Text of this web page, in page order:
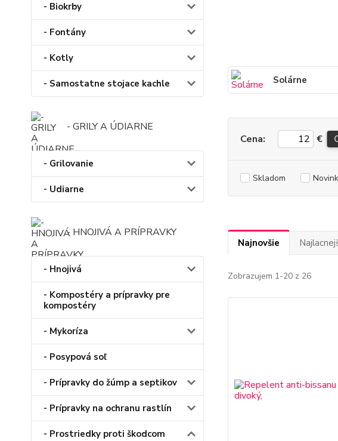
- Biokrby
- Fontány
- Kotly
- Samostatne stojace kachle
- GRILY A ÚDIARNE
- Grilovanie
- Udiarne
- HNOJIVÁ A PRÍPRAVKY
- Hnojivá
- Kompostéry a prípravky pre
kompostéry
- Mykoríza
- Posypová soľ
- Prípravky do žúmp a septikov
- Prípravky na ochranu rastlín
- Prostriedky proti škodcom
Solárne
Cena: €
Skladom
Najnovšie
Zobrazujem 1-20 z 26